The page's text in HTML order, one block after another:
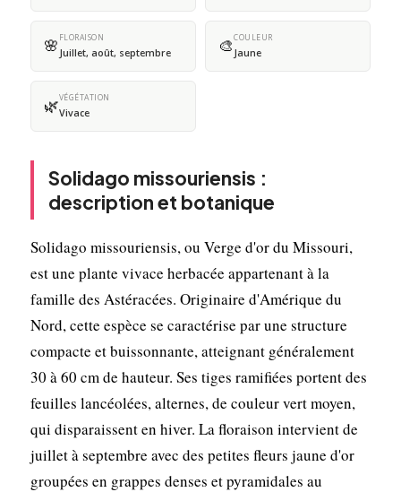
🌸 FLORAISON
Juillet, août, septembre 🎨COULEUR
Jaune
🌿VÉGÉTATION
Vivace
Solidago missouriensis :
description et botanique
Solidago missouriensis, ou Verge d'or du Missouri,
est une plante vivace herbacée appartenant à la
famille des Astéracées. Originaire d'Amérique du
Nord, cette espèce se caractérise par une structure
compacte et buissonnante, atteignant généralement
30 à 60 cm de hauteur. Ses tiges ramifiées portent des
feuilles lancéolées, alternes, de couleur vert moyen,
qui disparaissent en hiver. La floraison intervient de
juillet à septembre avec des petites fleurs jaune d'or
groupées en grappes denses et pyramidales au